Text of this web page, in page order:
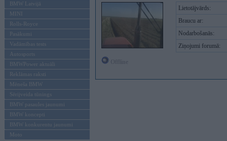
BMW Latvijā
MINI
Rolls-Royce
Pasākumi
Vadāmības tests
Autosports
BMWPower aktuāli
Reklāmas raksti
Mēneša BMW
Sērijveida tūnings
BMW pasaules jaunumi
BMW koncepti
BMW konkurentu jaunumi
Moto
Lietotājvārds:
Braucu ar:
Nodarbošanās:
Ziņojumi forumā: